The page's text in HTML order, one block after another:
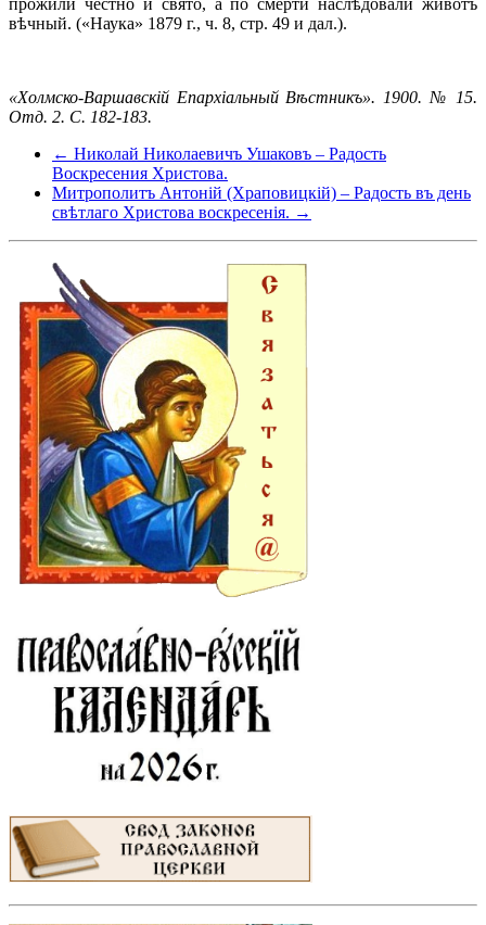
вѣчный. («Наука» 1879 г., ч. 8, стр. 49 и дал.).
«Холмско-Варшавскій Епархіальный Вѣстникъ». 1900. № 15.
Отд. 2. C. 182-183.
← Николай Николаевичъ Ушаковъ – Радость
Воскресения Христова.
Митрополитъ Антоній (Храповицкій) – Радость въ день
свѣтлаго Христова воскресенія. →